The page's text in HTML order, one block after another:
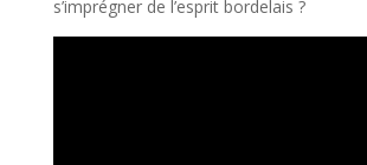
s’imprégner de l’esprit bordelais ?